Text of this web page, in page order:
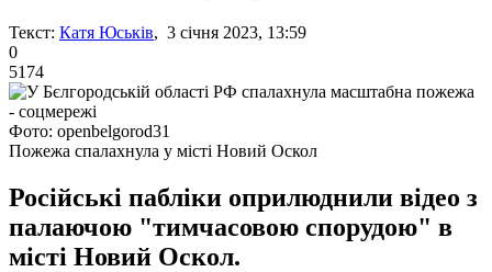
Текст: Катя Юськів, 3 січня 2023, 13:59
0
5174
Фото: openbelgorod31
Пожежа спалахнула у місті Новий Оскол
Російські пабліки оприлюднили відео з
палаючою "тимчасовою спорудою" в
місті Новий Оскол.